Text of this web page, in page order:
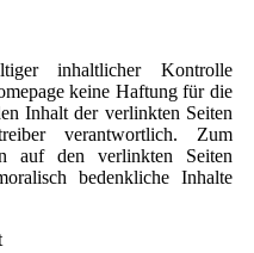
inhaltlicher Kontrolle
keine Haftung für die
Inhalt der verlinkten Seiten
verantwortlich. Zum
auf den verlinkten Seiten
bedenkliche Inhalte